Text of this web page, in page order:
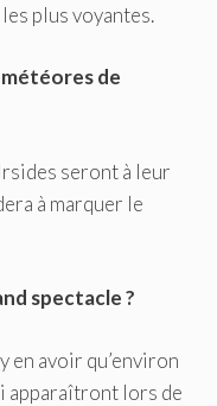
plus voyantes.
météores de
seront à leur
à marquer le
spectacle ?
en avoir qu’environ
apparaîtront lors de